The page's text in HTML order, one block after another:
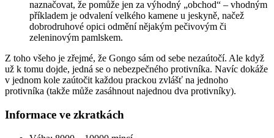
naznačovat, že pomůže jen za výhodný „obchod“ – vhodným
příkladem je odvalení velkého kamene u jeskyně, načež
dobrodruhové opici odmění nějakým pečivovým či
zeleninovým pamlskem.
Z toho všeho je zřejmé, že Gongo sám od sebe nezaútočí. Ale když
už k tomu dojde, jedná se o nebezpečného protivníka. Navíc dokáže
v jednom kole zaútočit každou prackou zvlášť na jednoho
protivníka (takže může zasáhnout najednou dva protivníky).
Informace ve zkratkách